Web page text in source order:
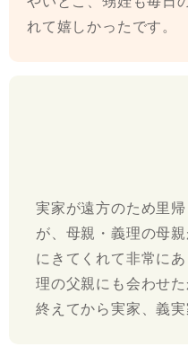
れて嬉しかったです。
実家が遠方のため里
が、母親・義理の母
にきてくれて非常に
理の父親にも会わせ
終えてから実家、義実